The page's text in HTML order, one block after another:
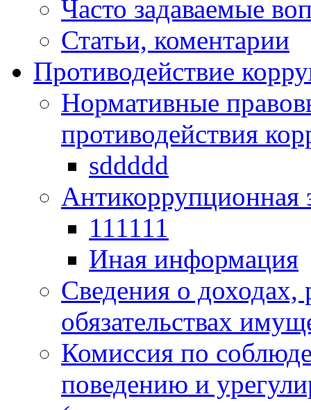
Часто задаваемые
Статьи, коментарии
Противодействие
Нормативные
противодействия
sddddd
Антикоррупционная
111111
Иная информация
Сведения о доходах,
обязательствах
Комиссия по
поведению и